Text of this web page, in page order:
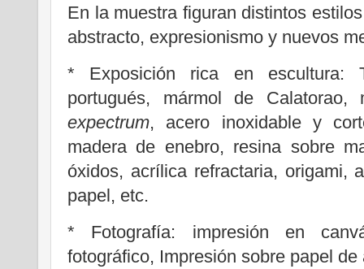
En la muestra figuran distintos
abstracto, expresionismo y nuevos
* Exposición rica en escultura:
portugués, mármol de
expectrum, acero inoxidable y
madera de enebro, resina sobre
óxidos, acrílica refractaria, origami,
papel, etc.
* Fotografía: impresión en
fotográfico, Impresión sobre papel